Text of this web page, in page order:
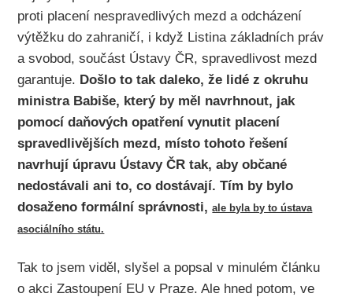
proti placení nespravedlivých mezd a odcházení
výtěžku do zahraničí, i když Listina základních práv
a svobod, součást Ústavy ČR, spravedlivost mezd
garantuje. Došlo to tak daleko, že lidé z okruhu
ministra Babiše, který by měl navrhnout, jak
pomocí daňových opatření vynutit placení
spravedlivějších mezd, místo tohoto řešení
navrhují úpravu Ústavy ČR tak, aby občané
nedostávali ani to, co dostávají. Tím by bylo
dosaženo formální správnosti,ale byla by to ústava
asociálního státu.
Tak to jsem viděl, slyšel a popsal v minulém článku
o akci Zastoupení EU v Praze. Ale hned potom, ve